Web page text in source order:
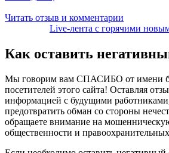
Читать отзыв и комментарии
Live-лента с горячими
Как оставить
Мы говорим вам СПАСИБО от имени
посетителей этого сайта! Оставляя
информацией с будущими
предотвратить обман со стороны
обращаете внимание на
общественности и